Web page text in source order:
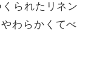
られたリネン
わらかくてべ